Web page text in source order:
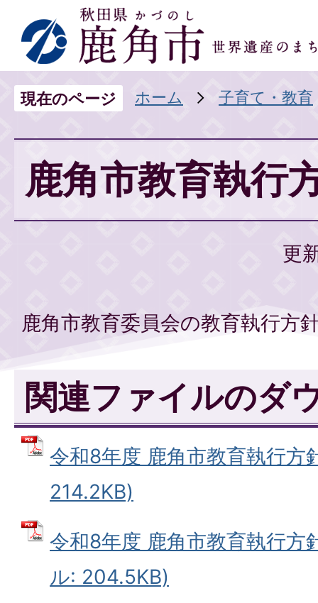
現在のページ ホーム 子育て・教育
鹿角市教育執行
更
鹿角市教育委員会の教育執行方
関連ファイルのダ
令和8年度 鹿角市教育執行方
214.2KB)
令和8年度 鹿角市教育執行方
ル: 204.5KB)